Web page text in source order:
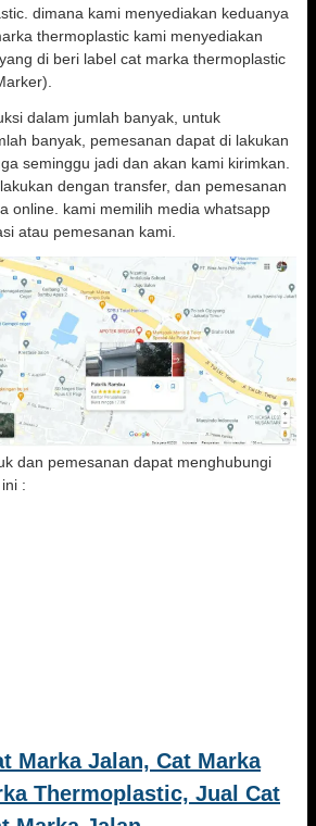
dimana kami menyediakan keduanya
thermoplastic kami menyediakan
di beri label cat marka thermoplastic
dalam jumlah banyak, untuk
banyak, pemesanan dapat di lakukan
seminggu jadi dan akan kami kirimkan.
dengan transfer, dan pemesanan
online. kami memilih media whatsapp
atau pemesanan kami.
dan pemesanan dapat menghubungi
:
Marka Jalan, Cat Marka
Thermoplastic, Jual Cat